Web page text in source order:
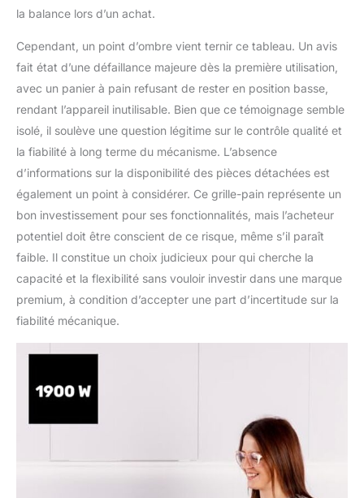
la balance lors d’un achat.
Cependant, un point d’ombre vient ternir ce tableau. Un avis
fait état d’une défaillance majeure dès la première utilisation,
avec un panier à pain refusant de rester en position basse,
rendant l’appareil inutilisable. Bien que ce témoignage semble
isolé, il soulève une question légitime sur le contrôle qualité et
la fiabilité à long terme du mécanisme. L’absence
d’informations sur la disponibilité des pièces détachées est
également un point à considérer. Ce grille-pain représente un
bon investissement pour ses fonctionnalités, mais l’acheteur
potentiel doit être conscient de ce risque, même s’il paraît
faible. Il constitue un choix judicieux pour qui cherche la
capacité et la flexibilité sans vouloir investir dans une marque
premium, à condition d’accepter une part d’incertitude sur la
fiabilité mécanique.